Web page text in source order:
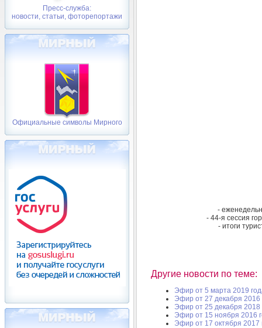
Пресс-служба:
новости, статьи, фоторепортажи
Официальные символы Мирного
-
- 44-я сессия
- итоги
Другие новости по теме:
Эфир от 5 марта 2019
Эфир от 27 декабря 2016
Эфир от 25 декабря 2018
Эфир от 15 ноября 2016
Эфир от 17 октября 2017